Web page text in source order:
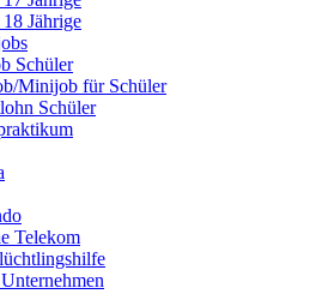
Jährige
Schüler
Minijob für Schüler
Schüler
Telekom